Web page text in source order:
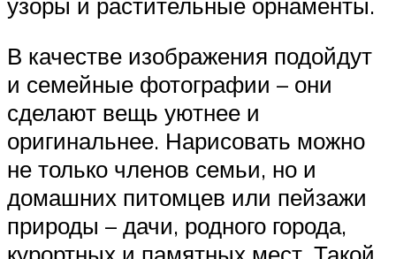
В качестве изображения подойдут
и семейные фотографии – они
сделают вещь уютнее и
оригинальнее. Нарисовать можно
не только членов семьи, но и
домашних питомцев или пейзажи
природы – дачи, родного города,